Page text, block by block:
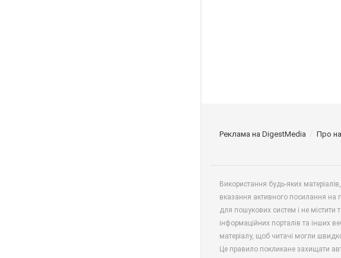
Реклама на DigestMedia Про
Використання будь-яких
вказання активного посилання на
для пошукових систем і не
інформаційних порталів та інших
матеріалу, щоб читачі могли
Це правило покликане захищати